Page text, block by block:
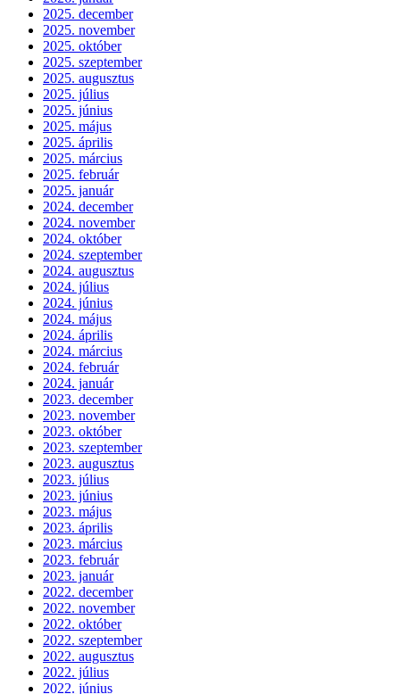
2025. december
2025. november
2025. október
2025. szeptember
2025. augusztus
2025. július
2025. június
2025. május
2025. április
2025. március
2025. február
2025. január
2024. december
2024. november
2024. október
2024. szeptember
2024. augusztus
2024. július
2024. június
2024. május
2024. április
2024. március
2024. február
2024. január
2023. december
2023. november
2023. október
2023. szeptember
2023. augusztus
2023. július
2023. június
2023. május
2023. április
2023. március
2023. február
2023. január
2022. december
2022. november
2022. október
2022. szeptember
2022. augusztus
2022. július
2022. június